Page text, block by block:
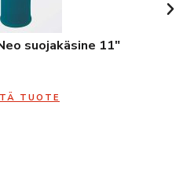
suojakäsine 11″
TUOTE